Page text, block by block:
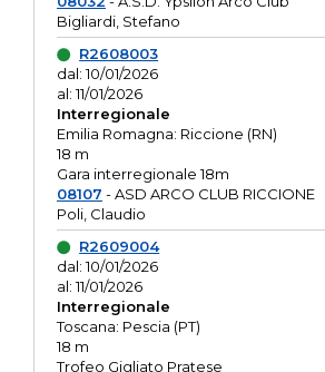
Bigliardi, Stefano
R2608003
dal: 10/01/2026
al: 11/01/2026
Interregionale
Emilia Romagna: Riccione (RN)
18 m
Gara interregionale 18m
08107 - ASD ARCO CLUB RICCIONE
Poli, Claudio
R2609004
dal: 10/01/2026
al: 11/01/2026
Interregionale
Toscana: Pescia (PT)
18 m
Trofeo Gigliato Pratese